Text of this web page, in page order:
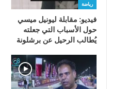
رياضة
فيديو: مقابلة ليونيل ميسي
حول الأسباب التي جعلته
يُطالب الرحيل عن برشلونة